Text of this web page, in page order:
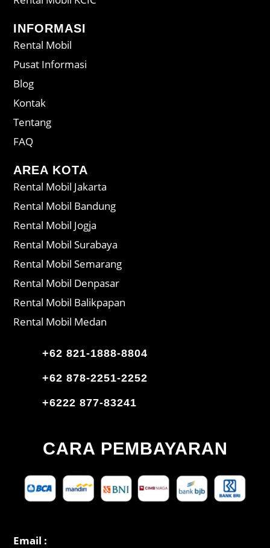
INFORMASI
Rental Mobil
Pusat Informasi
Blog
Kontak
Tentang
FAQ
AREA KOTA
Rental Mobil Jakarta
Rental Mobil Bandung
Rental Mobil Jogja
Rental Mobil Surabaya
Rental Mobil Semarang
Rental Mobil Denpasar
Rental Mobil Balikpapan
Rental Mobil Medan
+62 821-1888-8804
+62 878-2251-2252
+6222 877-83241
CARA PEMBAYARAN
Email :